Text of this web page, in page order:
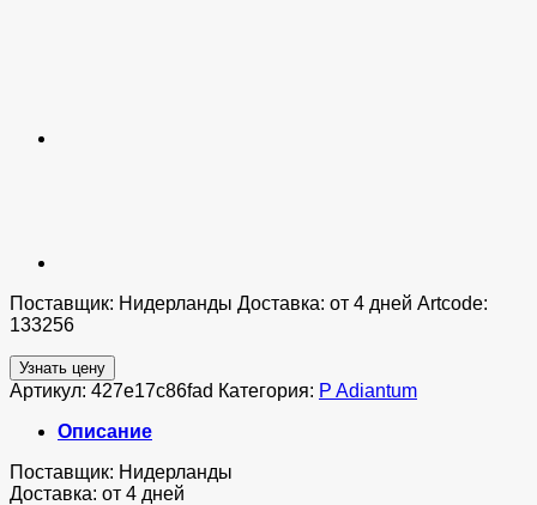
Поставщик: Нидерланды Доставка: от 4 дней Artcode:
133256
Узнать цену
Артикул: 427e17c86fad Категория: P Adiantum
Описание
Поставщик: Нидерланды
Доставка: от 4 дней